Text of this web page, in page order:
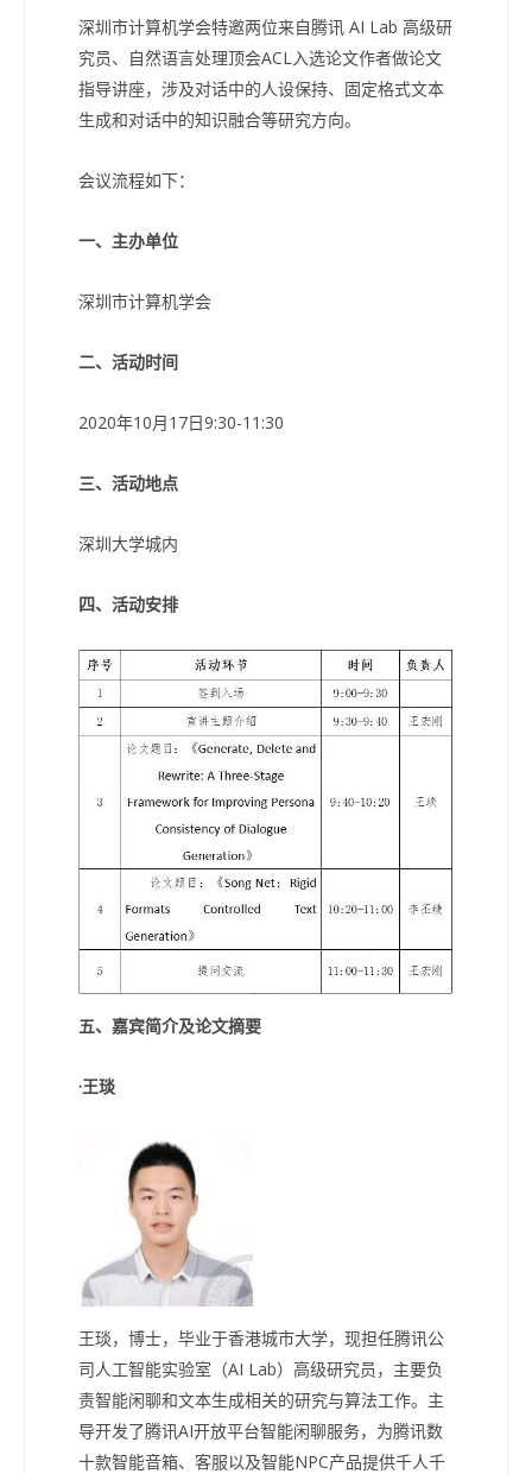
深圳市计算机学会特邀两位来自腾讯 AI Lab 高级研
究员、自然语言处理顶会ACL入选论文作者做论文
指导讲座，涉及对话中的人设保持、固定格式文本
生成和对话中的知识融合等研究方向。
会议流程如下：
一、主办单位
深圳市计算机学会
二、活动时间
2020年10月17日9:30-11:30
三、活动地点
深圳大学城内
四、活动安排
五、嘉宾简介及论文摘要
·王琰
王琰，博士，毕业于香港城市大学，现担任腾讯公
司人工智能实验室（AI Lab）高级研究员，主要负
责智能闲聊和文本生成相关的研究与算法工作。主
导开发了腾讯AI开放平台智能闲聊服务，为腾讯数
十款智能音箱、客服以及智能NPC产品提供千人千